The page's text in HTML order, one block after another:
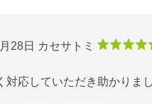
28日 カセサトミ
対応していただき助かりま